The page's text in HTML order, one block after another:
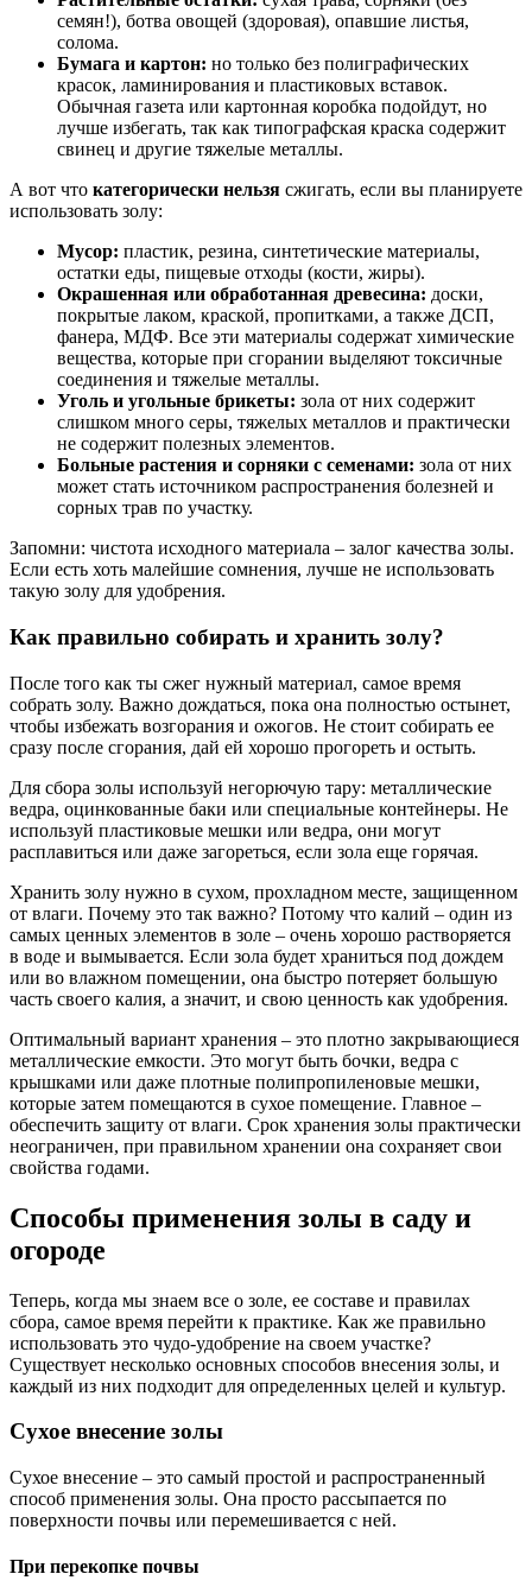
семян!), ботва овощей (здоровая), опавшие листья,
солома.
Бумага и картон: но только без полиграфических
красок, ламинирования и пластиковых вставок.
Обычная газета или картонная коробка подойдут, но
лучше избегать, так как типографская краска содержит
свинец и другие тяжелые металлы.
А вот что категорически нельзя сжигать, если вы планируете
использовать золу:
Мусор: пластик, резина, синтетические материалы,
остатки еды, пищевые отходы (кости, жиры).
Окрашенная или обработанная древесина: доски,
покрытые лаком, краской, пропитками, а также ДСП,
фанера, МДФ. Все эти материалы содержат химические
вещества, которые при сгорании выделяют токсичные
соединения и тяжелые металлы.
Уголь и угольные брикеты: зола от них содержит
слишком много серы, тяжелых металлов и практически
не содержит полезных элементов.
Больные растения и сорняки с семенами: зола от них
может стать источником распространения болезней и
сорных трав по участку.
Запомни: чистота исходного материала – залог качества золы.
Если есть хоть малейшие сомнения, лучше не использовать
такую золу для удобрения.
Как правильно собирать и хранить золу?
После того как ты сжег нужный материал, самое время
собрать золу. Важно дождаться, пока она полностью остынет,
чтобы избежать возгорания и ожогов. Не стоит собирать ее
сразу после сгорания, дай ей хорошо прогореть и остыть.
Для сбора золы используй негорючую тару: металлические
ведра, оцинкованные баки или специальные контейнеры. Не
используй пластиковые мешки или ведра, они могут
расплавиться или даже загореться, если зола еще горячая.
Хранить золу нужно в сухом, прохладном месте, защищенном
от влаги. Почему это так важно? Потому что калий – один из
самых ценных элементов в золе – очень хорошо растворяется
в воде и вымывается. Если зола будет храниться под дождем
или во влажном помещении, она быстро потеряет большую
часть своего калия, а значит, и свою ценность как удобрения.
Оптимальный вариант хранения – это плотно закрывающиеся
металлические емкости. Это могут быть бочки, ведра с
крышками или даже плотные полипропиленовые мешки,
которые затем помещаются в сухое помещение. Главное –
обеспечить защиту от влаги. Срок хранения золы практически
неограничен, при правильном хранении она сохраняет свои
свойства годами.
Способы применения золы в саду и
огороде
Теперь, когда мы знаем все о золе, ее составе и правилах
сбора, самое время перейти к практике. Как же правильно
использовать это чудо-удобрение на своем участке?
Существует несколько основных способов внесения золы, и
каждый из них подходит для определенных целей и культур.
Сухое внесение золы
Сухое внесение – это самый простой и распространенный
способ применения золы. Она просто рассыпается по
поверхности почвы или перемешивается с ней.
При перекопке почвы